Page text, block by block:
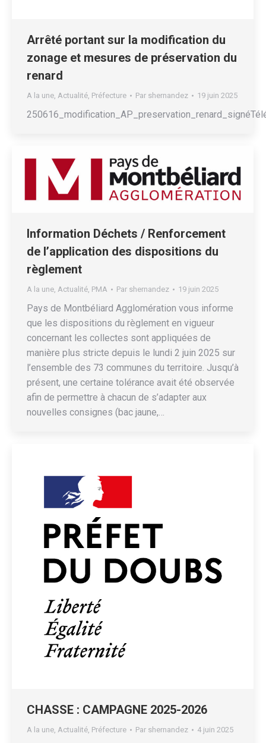
Arrêté portant sur la modification du
zonage et mesures de préservation du
renard
A la une, Actualité, Préfecture Par shernandez 19 juin 2025
Information Déchets / Renforcement
de l’application des dispositions du
règlement
A la une, Actualité, PMA Par shernandez 19 juin 2025
Pays de Montbéliard Agglomération vous informe
que les dispositions du règlement en vigueur
concernant les collectes sont appliquées de
manière plus stricte depuis le lundi 2 juin 2025 sur
l’ensemble des 73 communes du territoire. Jusqu’à
présent, une certaine tolérance avait été observée
afin de permettre à chacun de s’adapter aux
nouvelles consignes (bac jaune,…
CHASSE : CAMPAGNE 2025-2026
A la une, Actualité, Préfecture Par shernandez 4 juin 2025